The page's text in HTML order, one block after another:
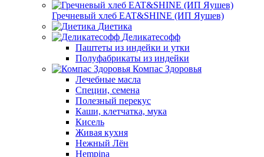
Гречневый хлеб EAT&SHINE (ИП Яушев)
Диетика
Деликатесофф
Паштеты из индейки и утки
Полуфабрикаты из индейки
Компас Здоровья
Лечебные масла
Специи, семена
Полезный перекус
Каши, клетчатка, мука
Кисель
Живая кухня
Нежный Лён
Hempina